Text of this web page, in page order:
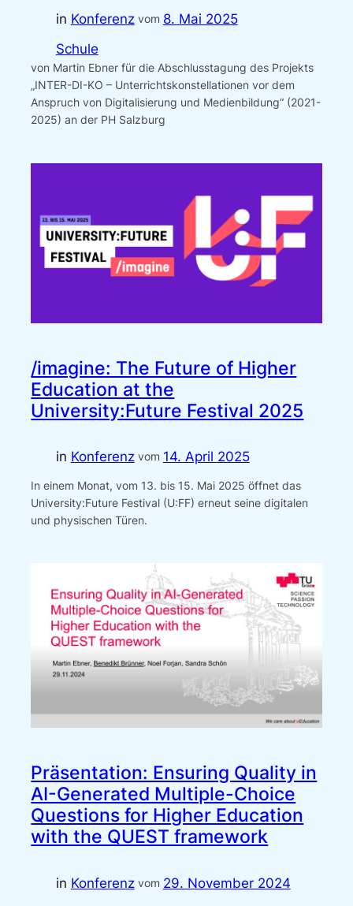
in Konferenz vom 8. Mai 2025
Schule
von Martin Ebner für die Abschlusstagung des Projekts
„INTER-DI-KO – Unterrichtskonstellationen vor dem
Anspruch von Digitalisierung und Medienbildung“ (2021-
2025) an der PH Salzburg
/imagine: The Future of Higher
Education at the
University:Future Festival 2025
in Konferenz vom 14. April 2025
In einem Monat, vom 13. bis 15. Mai 2025 öffnet das
University:Future Festival (U:FF) erneut seine digitalen
und physischen Türen.
Präsentation: Ensuring Quality in
AI-Generated Multiple-Choice
Questions for Higher Education
with the QUEST framework
in Konferenz vom 29. November 2024